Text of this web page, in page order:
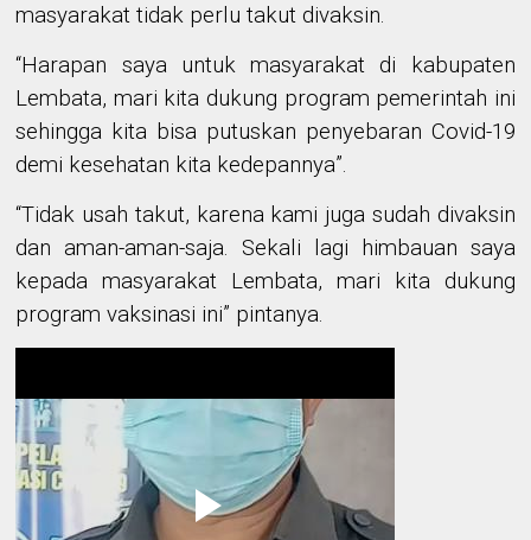
masyarakat tidak perlu takut divaksin.
“Harapan saya untukmasyarakat di kabupaten
Lembata, mari kita dukung program pemerintah ini
sehingga kita bisa putuskan penyebaran Covid-19
demi kesehatan kita kedepannya”.
“Tidak usah takut, karena kami juga sudah divaksin
dan aman-aman-saja. Sekali lagi himbauan saya
kepada masyarakat Lembata, mari kita dukung
program vaksinasi ini” pintanya.